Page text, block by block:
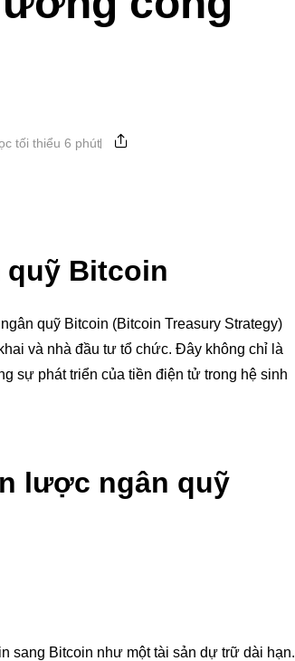
tối thiểu 6 phút
Bitcoin
quỹ Bitcoin (Bitcoin Treasury Strategy)
và nhà đầu tư tổ chức. Đây không chỉ là
sự phát triển của tiền điện tử trong hệ sinh
lược ngân quỹ
sang Bitcoin như một tài sản dự trữ dài hạn.